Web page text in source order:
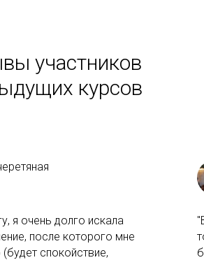
участников
курсов
я очень долго искала
после которого мне
спокойствие,